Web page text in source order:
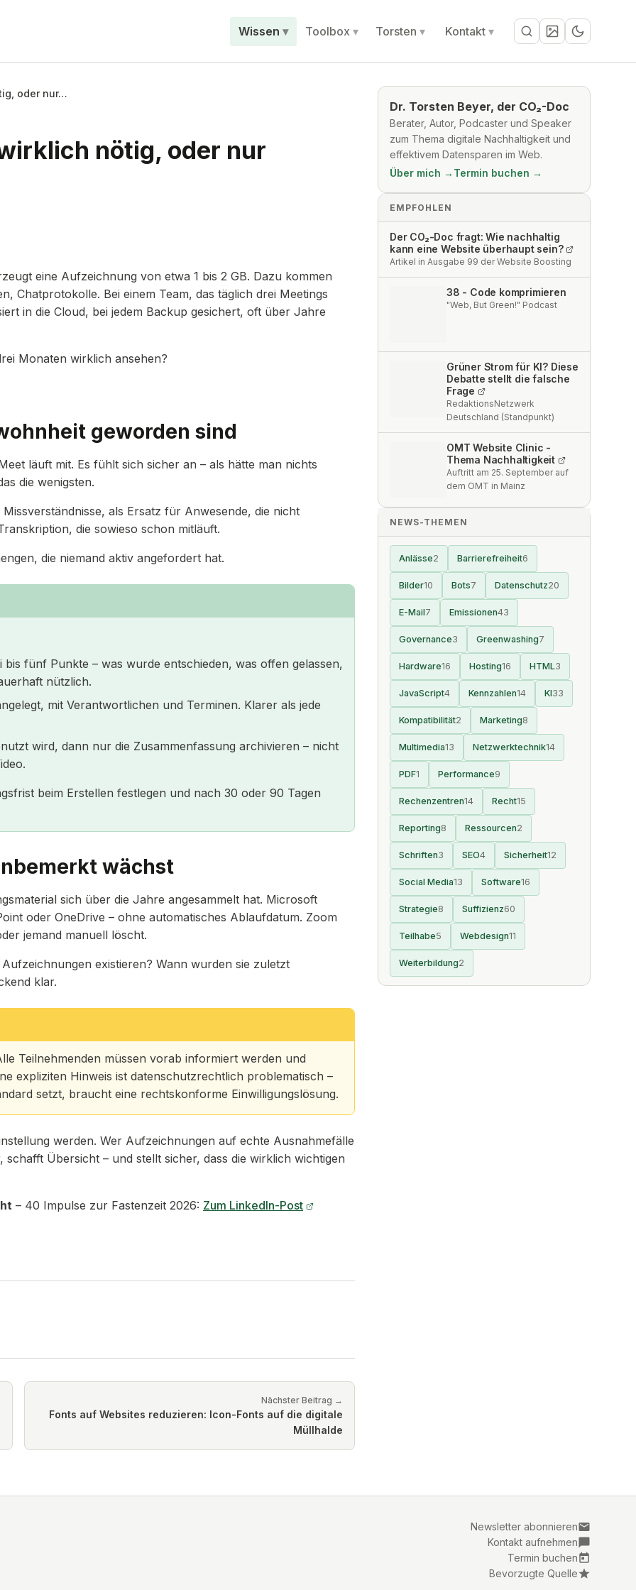
Wissen Toolbox Torsten Kontakt Suche
oder nur…
nötig, oder nur
eine Aufzeichnung von etwa 1 bis 2 GB. Dazu kommen
Chatprotokolle. Bei einem Team, das täglich drei Meetings
in die Cloud, bei jedem Backup gesichert, oft über Jahre
Monaten wirklich ansehen?
geworden sind
läuft mit. Es fühlt sich sicher an – als hätte man nichts
die wenigsten.
als Ersatz für Anwesende, die nicht
die sowieso schon mitläuft.
die niemand aktiv angefordert hat.
fünf Punkte – was wurde entschieden, was offen gelassen,
nützlich.
mit Verantwortlichen und Terminen. Klarer als jede
wird, dann nur die Zusammenfassung archivieren – nicht
beim Erstellen festlegen und nach 30 oder 90 Tagen
wächst
sich über die Jahre angesammelt hat. Microsoft
oder OneDrive – ohne automatisches Ablaufdatum. Zoom
jemand manuell löscht.
existieren? Wann wurden sie zuletzt
klar.
Teilnehmenden müssen vorab informiert werden und
expliziten Hinweis ist datenschutzrechtlich problematisch –
setzt, braucht eine rechtskonforme Einwilligungslösung.
werden. Wer Aufzeichnungen auf echte Ausnahmefälle
Übersicht – und stellt sicher, dass die wirklich wichtigen
– 40 Impulse zur Fastenzeit 2026: Zum LinkedIn-Post
Nächster Beitrag →
Fonts auf Websites reduzieren: Icon-Fonts auf die digitale
Müllhalde
Dr. Torsten Beyer, der CO₂-Doc
Berater, Autor, Podcaster und Speaker
zum Thema digitale Nachhaltigkeit und
effektivem Datensparen im Web.
Über mich → Termin buchen →
EMPFOHLEN
Der CO₂-Doc fragt: Wie nachhaltig
kann eine Website überhaupt sein?
Artikel in Ausgabe 99 der Website Boosting
38 - Code komprimieren
"Web, But Green!" Podcast
Grüner Strom für KI? Diese
Debatte stellt die falsche
Frage
RedaktionsNetzwerk
Deutschland (Standpunkt)
OMT Website Clinic -
Thema Nachhaltigkeit
Auftritt am 25. September auf
dem OMT in Mainz
NEWS-THEMEN
Anlässe2 Barrierefreiheit6
Bilder10 Bots7 Datenschutz20
E-Mail7 Emissionen43
Governance3 Greenwashing7
Hardware16 Hosting16 HTML3
JavaScript4 Kennzahlen14 KI33
Kompatibilität2 Marketing8
Multimedia13 Netzwerktechnik14
PDF1 Performance9
Rechenzentren14 Recht15
Reporting8 Ressourcen2
Schriften3 SEO4 Sicherheit12
Social Media13 Software16
Strategie8 Suffizienz60
Teilhabe5 Webdesign11
Weiterbildung2
Newsletter abonnieren
Kontakt aufnehmen
Termin buchen
Bevorzugte Quelle